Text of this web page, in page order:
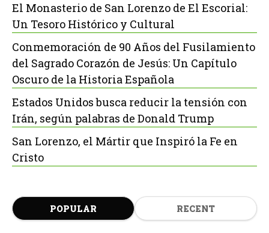
El Monasterio de San Lorenzo de El Escorial:
Un Tesoro Histórico y Cultural
Conmemoración de 90 Años del Fusilamiento
del Sagrado Corazón de Jesús: Un Capítulo
Oscuro de la Historia Española
Estados Unidos busca reducir la tensión con
Irán, según palabras de Donald Trump
San Lorenzo, el Mártir que Inspiró la Fe en
Cristo
POPULAR RECENT